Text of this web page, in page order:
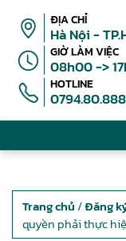
ĐỊA CHỈ
Hà Nội -
GIỜ LÀM VIỆC
08h00 ->
HOTLINE
Trang chủ /Đăng
quyền phải thực